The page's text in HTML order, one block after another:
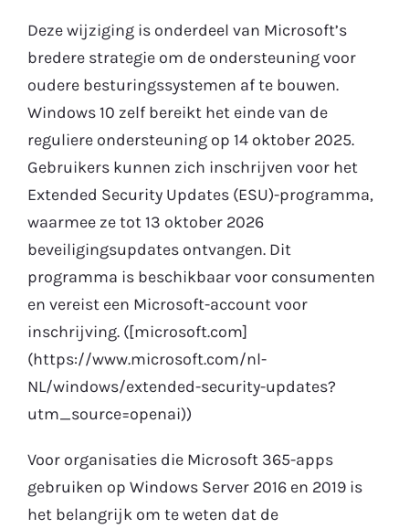
Deze wijziging is onderdeel van Microsoft’s
bredere strategie om de ondersteuning voor
oudere besturingssystemen af te bouwen.
Windows 10 zelf bereikt het einde van de
reguliere ondersteuning op 14 oktober 2025.
Gebruikers kunnen zich inschrijven voor het
Extended Security Updates (ESU)-programma,
waarmee ze tot 13 oktober 2026
beveiligingsupdates ontvangen. Dit
programma is beschikbaar voor consumenten
en vereist een Microsoft-account voor
inschrijving. ([microsoft.com]
(https://www.microsoft.com/nl-
NL/windows/extended-security-updates?
utm_source=openai))
Voor organisaties die Microsoft 365-apps
gebruiken op Windows Server 2016 en 2019 is
het belangrijk om te weten dat de